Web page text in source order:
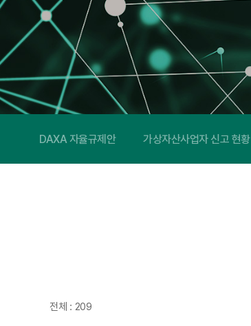
회원사 현황
DAXA 자율규제안 가상자산사업자 신고 현황
전체 : 209